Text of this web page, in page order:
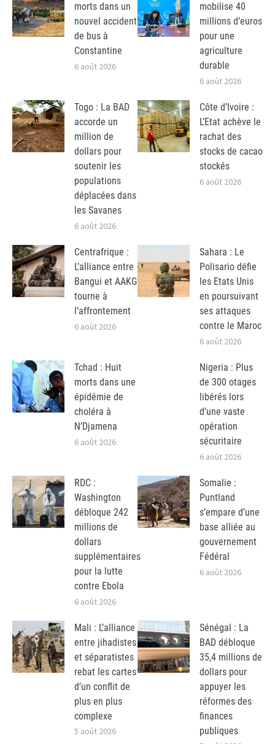
morts dans un
nouvel accident
de bus à
Constantine
6 août 2026
mobilise 40
millions d’euros
pour une
agriculture
durable
6 août 2026
Togo : La BAD
accorde un
million de
dollars pour
soutenir les
populations
déplacées dans
les Savanes
6 août 2026
Côte d’Ivoire :
L’Etat achève le
rachat des
stocks de cacao
stockés
6 août 2026
Centrafrique :
L’alliance entre
Bangui et AAKG
tourne à
l’affrontement
6 août 2026
Sahara : Le
Polisario défie
les Etats Unis
en poursuivant
ses attaques
contre le Maroc
6 août 2026
Tchad : Huit
morts dans une
épidémie de
choléra à
N’Djamena
6 août 2026
Nigeria : Plus
de 300 otages
libérés lors
d’une vaste
opération
sécuritaire
6 août 2026
RDC :
Washington
débloque 242
millions de
dollars
supplémentaires
pour la lutte
contre Ebola
6 août 2026
Somalie :
Puntland
s’empare d’une
base alliée au
gouvernement
Fédéral
6 août 2026
Mali : L’alliance
entre jihadistes
et séparatistes
rebat les cartes
d’un conflit de
plus en plus
complexe
5 août 2026
Sénégal : La
BAD débloque
35,4 millions de
dollars pour
appuyer les
réformes des
finances
publiques